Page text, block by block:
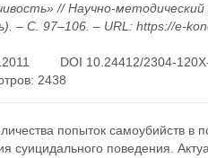
// Научно-
– С. 97–106. – URL: https://e-
DOI 10.24412/2304-
2438
попыток самоубийств в
суицидального поведения.